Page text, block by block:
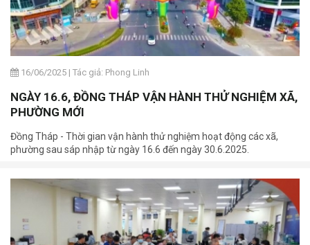
16/06/2025 | Tác giả: Phong Linh
NGÀY 16.6, ĐỒNG THÁP VẬN HÀNH THỬ NGHIỆM XÃ,
PHƯỜNG MỚI
Đồng Tháp - Thời gian vận hành thử nghiệm hoạt động các xã,
phường sau sáp nhập từ ngày 16.6 đến ngày 30.6.2025.